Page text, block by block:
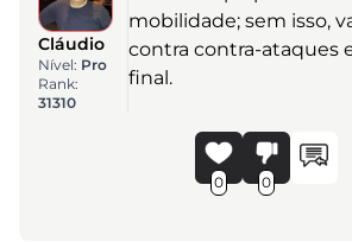
Cláudio
Nível: Pro
Rank:
31310
mobilidade; sem isso,
contra contra-ataques
final.
0 0